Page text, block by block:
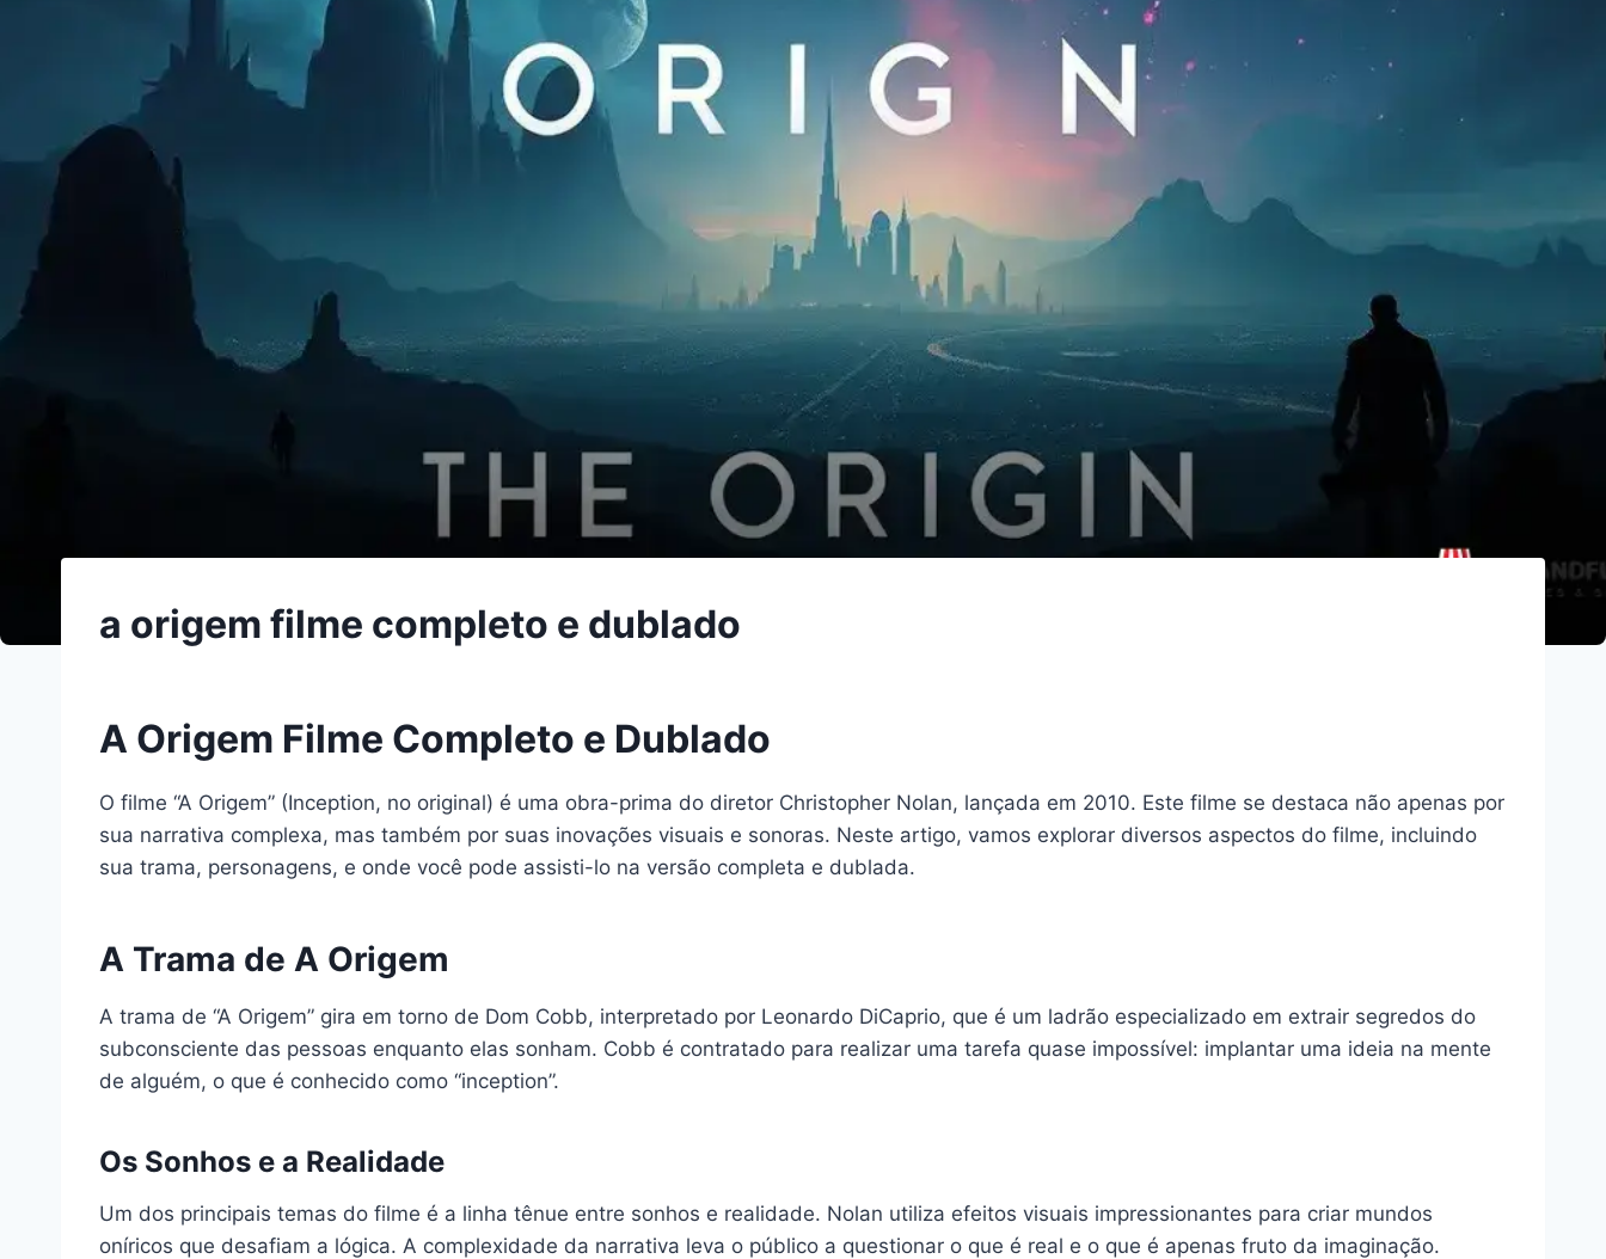
a origem filme completo e dublado
A Origem Filme Completo e Dublado
O filme “A Origem” (Inception, no original) é uma obra-prima do diretor Christopher Nolan, lançada em 2010. Este filme se destaca não apenas por
sua narrativa complexa, mas também por suas inovações visuais e sonoras. Neste artigo, vamos explorar diversos aspectos do filme, incluindo
sua trama, personagens, e onde você pode assisti-lo na versão completa e dublada.
A Trama de A Origem
A trama de “A Origem” gira em torno de Dom Cobb, interpretado por Leonardo DiCaprio, que é um ladrão especializado em extrair segredos do
subconsciente das pessoas enquanto elas sonham. Cobb é contratado para realizar uma tarefa quase impossível: implantar uma ideia na mente
de alguém, o que é conhecido como “inception”.
Os Sonhos e a Realidade
Um dos principais temas do filme é a linha tênue entre sonhos e realidade. Nolan utiliza efeitos visuais impressionantes para criar mundos
oníricos que desafiam a lógica. A complexidade da narrativa leva o público a questionar o que é real e o que é apenas fruto da imaginação.